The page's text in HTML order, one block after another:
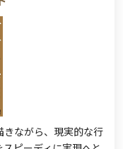
ながら、現実的な行